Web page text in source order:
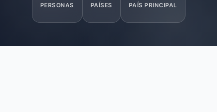
PERSONAS PAÍSES PAÍS PRINCIPAL